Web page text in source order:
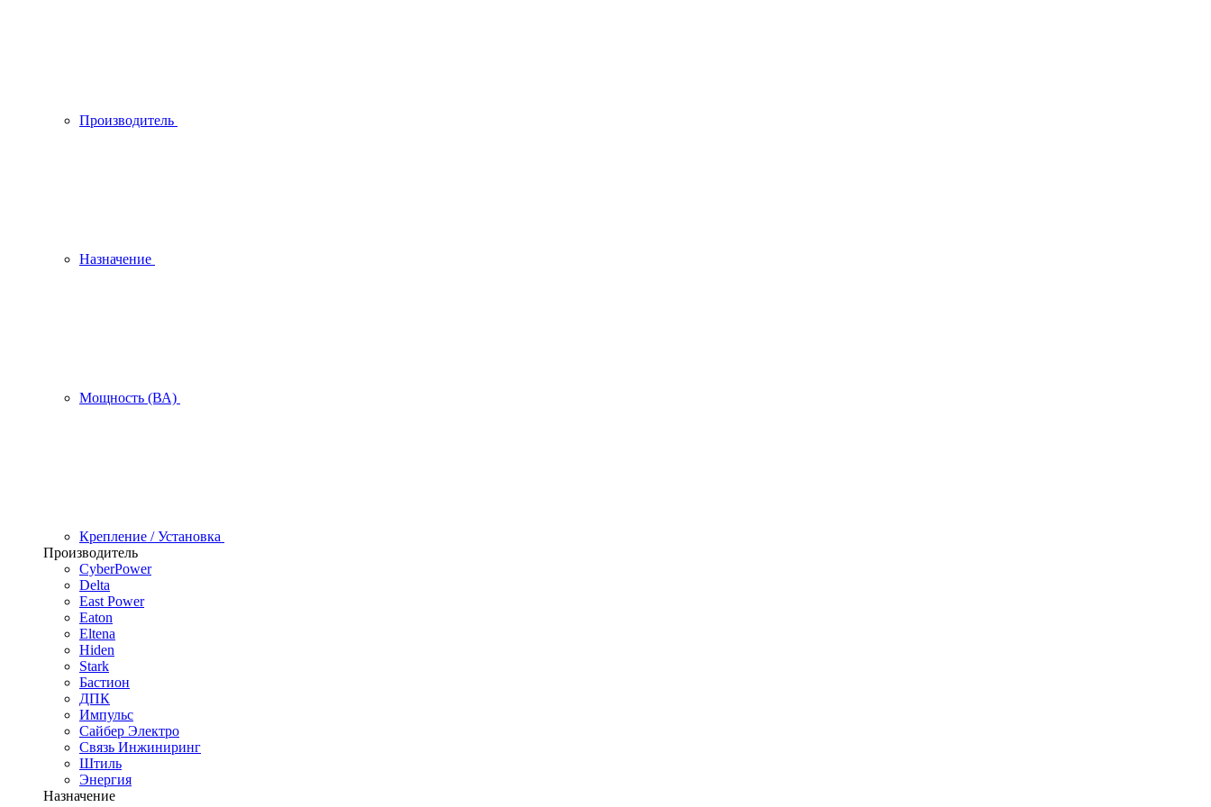
Производитель
Назначение
Мощность (ВА)
Крепление / Установка
Производитель
CyberPower
Delta
East Power
Eaton
Eltena
Hiden
Stark
Бастион
ДПК
Импульс
Сайбер Электро
Связь Инжиниринг
Штиль
Энергия
Назначение